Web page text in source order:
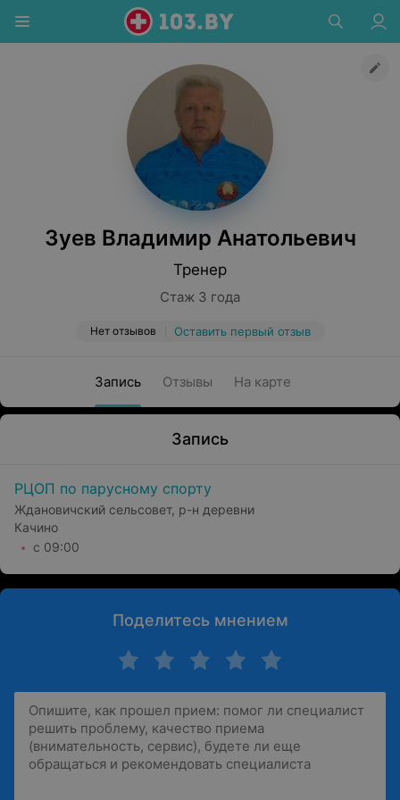
Зуев Владимир Анатольевич
Тренер
Стаж 3 года
Нет отзывов Оставить первый отзыв
Запись Отзывы На карте
Запись
РЦОП по парусному спорту
Ждановичский сельсовет, р-н деревни
Качино
с 09:00
Поделитесь мнением